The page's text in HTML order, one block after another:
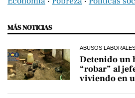
MÁS NOTICIAS
ABUSOS LABORALES
Detenido un
“robar” al
viviendo en